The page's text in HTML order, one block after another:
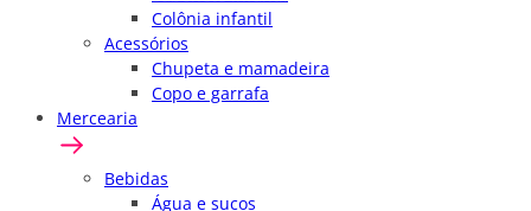
Colônia infantil
Acessórios
Chupeta e mamadeira
Copo e garrafa
Mercearia
Bebidas
Água e sucos